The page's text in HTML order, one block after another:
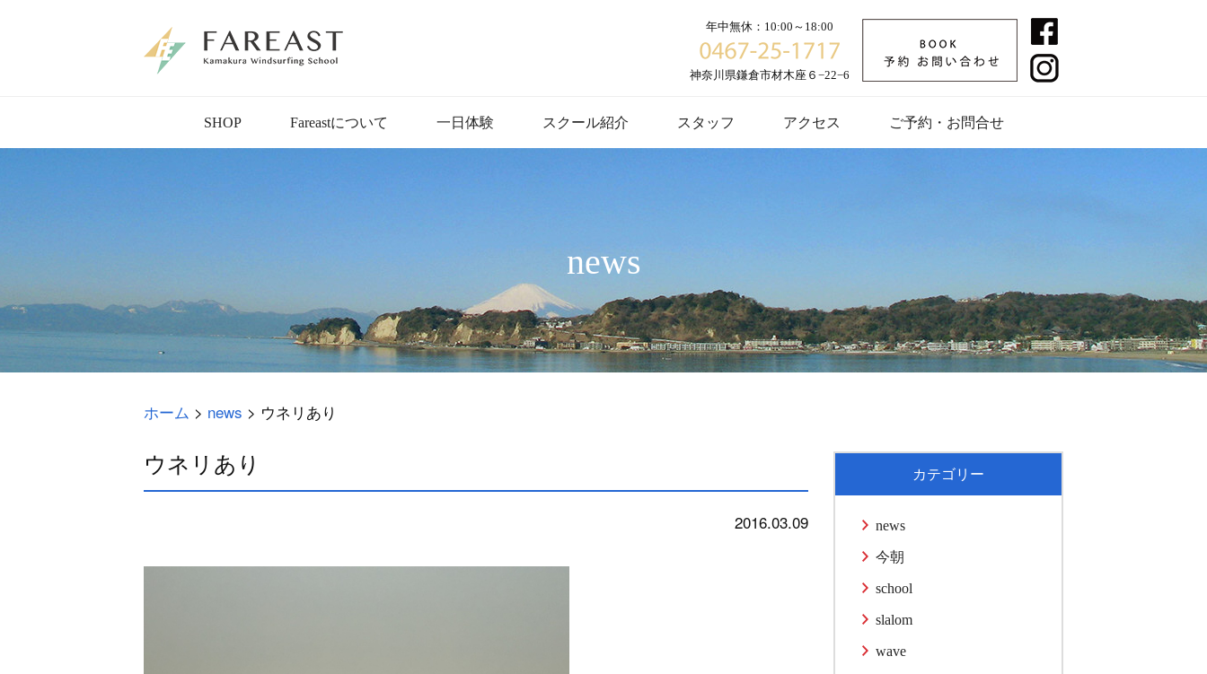
年中無休：10:00～18:00
神奈川県鎌倉市材木座６−22−6
SHOP Fareastについて 一日体験 スクール紹介 スタッフ アクセス ご予約・お問合せ
news
ホーム > news > ウネリあり
ウネリあり
2016.03.09
カテゴリー
news
今朝
school
slalom
wave